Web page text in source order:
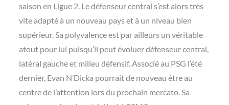
saison en Ligue 2. Le défenseur central s’est alors très
vite adapté à un nouveau pays et à un niveau bien
supérieur. Sa polyvalence est par ailleurs un véritable
atout pour lui puisqu’il peut évoluer défenseur central,
latéral gauche et milieu défensif. Associé au PSG l’été
dernier, Evan N’Dicka pourrait de nouveau être au
centre de l’attention lors du prochain mercato. Sa